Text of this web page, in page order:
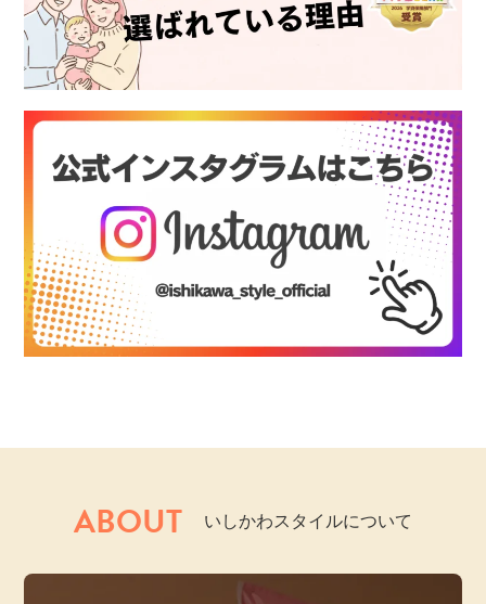
ABOUT いしかわスタイルについて